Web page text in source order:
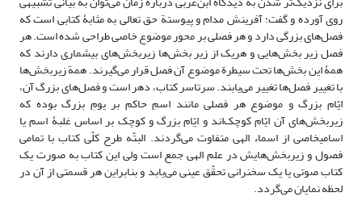
روی آورده و گفت: آفرینش مدام و پیوستة حق تعالی به مثابۀ کتابی است که
فصل‌های بزرگی دارد و هر فصلی بر محور موضوع خاصی طراحی شده است. هر
فصل زیر بخش‌هایی و هریک از زیر بخش‌ها زیربخش‌های بیشماری دارند که
همۀ این بخش‌ها تحت سیطرة موضوع آن فصل قرار می‌گیرند. همة زیربخش‌ها
با تغییر فصل‌ها تغییر می‌یابند. سرتاسر کتاب، دهر است و فصل‌های بزرگ آن،
ایّام بزرگ و موضوع هر فصلی مانند اسمِ حاکم بر یومِ بزرگ بوده که
زیربخش‌های آن ایّام کوچک‌اند و ایّام بزرگ و کوچک بر اساس غلبۀ اسم یا
اسامیخاصی از اسماء الهی متفاوت می‌گردند. البتّه طرح کلّی کتاب با تمامی
فصول و زیربخش‌هایش در علم الهی جمع است ولی این کتاب به صورت یک
کتاب صوتی یا یک سخنرانی تحقّق عینی می‌یابد و بنابراین هر قسمتی از آن در
لحظه نمایان می‌گردد.